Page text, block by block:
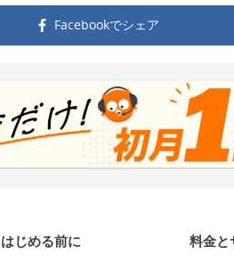
Facebookでシェア
はじめる前に 料金と